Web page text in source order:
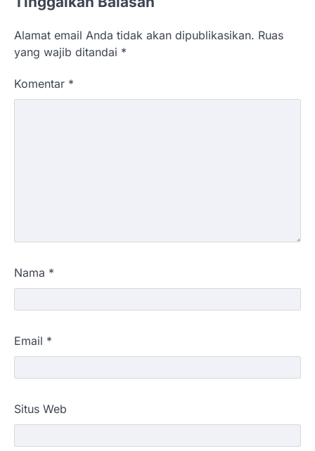
Alamat email Anda tidak akan dipublikasikan. Ruas
yang wajib ditandai *
Komentar *
Nama *
Email *
Situs Web